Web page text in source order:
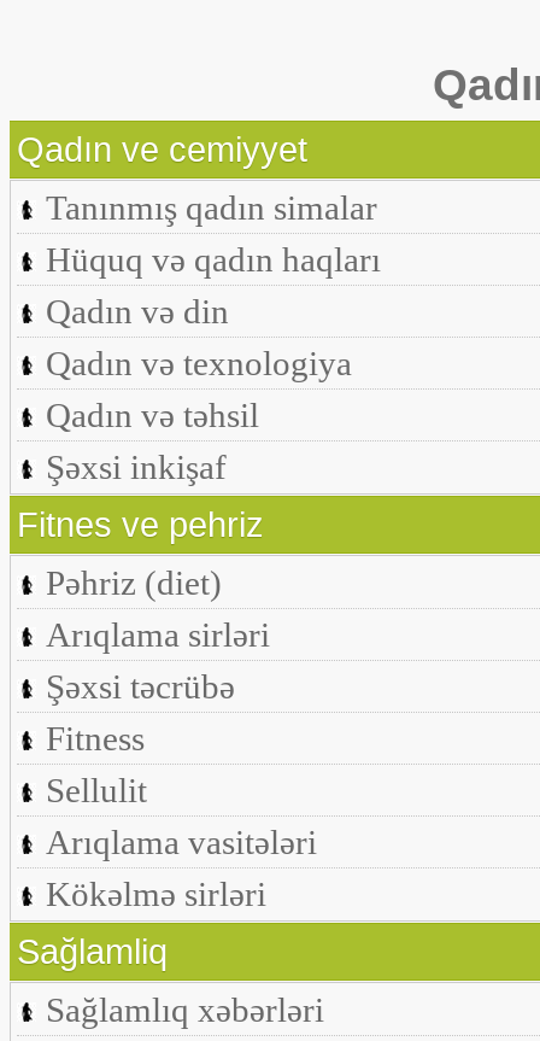
Qadın ve cemiyyet
Tanınmış qadın simalar
Hüquq və qadın haqları
Qadın və din
Qadın və texnologiya
Qadın və təhsil
Şəxsi inkişaf
Fitnes ve pehriz
Pəhriz (diet)
Arıqlama sirləri
Şəxsi təcrübə
Fitness
Sellulit
Arıqlama vasitələri
Kökəlmə sirləri
Sağlamliq
Sağlamlıq xəbərləri